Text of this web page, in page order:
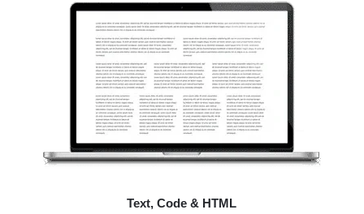
Text, Code & HTML